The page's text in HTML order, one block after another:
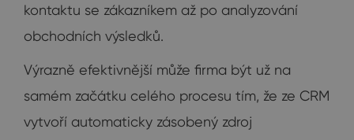
kontaktu se zákazníkem až po analyzování
obchodních výsledků.
Výrazně efektivnější může firma být už na
samém začátku celého procesu tím, že ze CRM
vytvoří automaticky zásobený zdroj